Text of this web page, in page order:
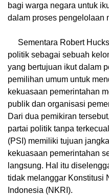
bagi warga negara untuk
dalam proses pengelolaan
Sementara Robert
politik sebagai sebuah
yang bertujuan ikut dalam
pemilihan umum untuk
kekuasaan pemerintahan
publik dan organisasi
Dari dua pemikiran
partai politik tanpa
(PSI) memiliki tujuan
kekuasaan pemerintahan
langsung. Hal itu
tidak melanggar Konstitusi
Indonesia (NKRI).